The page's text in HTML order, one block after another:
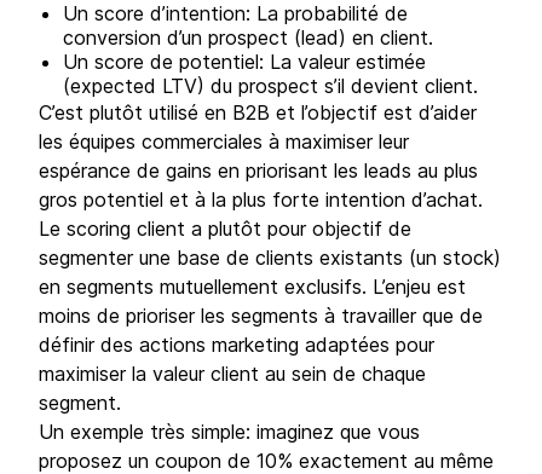
Un score d’intention: La probabilité de
conversion d’un prospect (lead) en client.
Un score de potentiel: La valeur estimée
(expected LTV) du prospect s’il devient client.
C’est plutôt utilisé en B2B et l’objectif est d’aider
les équipes commerciales à maximiser leur
espérance de gains en priorisant les leads au plus
gros potentiel et à la plus forte intention d’achat.
Le scoring client a plutôt pour objectif de
segmenter une base de clients existants (un stock)
en segments mutuellement exclusifs. L’enjeu est
moins de prioriser les segments à travailler que de
définir des actions marketing adaptées pour
maximiser la valeur client au sein de chaque
segment.
Un exemple très simple: imaginez que vous
proposez un coupon de 10% exactement au même